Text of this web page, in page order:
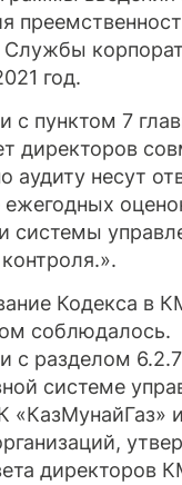
год.
с пунктом 7
директоров
аудиту несут
ежегодных
системы
Кодекса в
соблюдалось.
с разделом
системе
директоров